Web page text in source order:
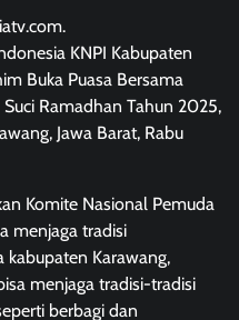
KNPI Kabupaten
Buka Puasa Bersama
Ramadhan Tahun 2025,
Jawa Barat, Rabu
Komite Nasional Pemuda
menjaga tradisi
Karawang,
menjaga tradisi-tradisi
berbagi dan